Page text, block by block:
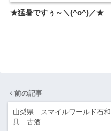
★猛暑ですぅ～＼(^o^)／★
前の記事
山梨県 スマイルワールド
具 古酒…